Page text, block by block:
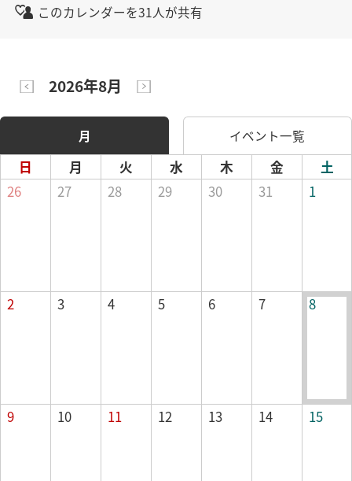
このカレンダーを31人が共有
2026年8月
月 イベント一覧
日 月 火 水 木 金
土
26
27 28 29 30 31 1
2 3 4 5 6 7 8
9 10 11 12 13 14 15